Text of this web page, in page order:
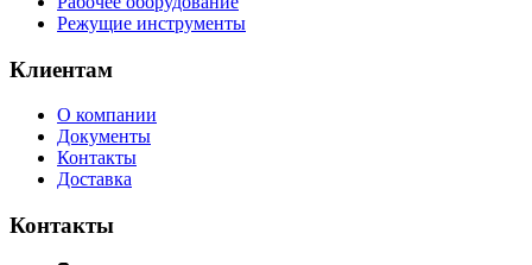
Режущие инструменты
Клиентам
О компании
Документы
Контакты
Доставка
Контакты